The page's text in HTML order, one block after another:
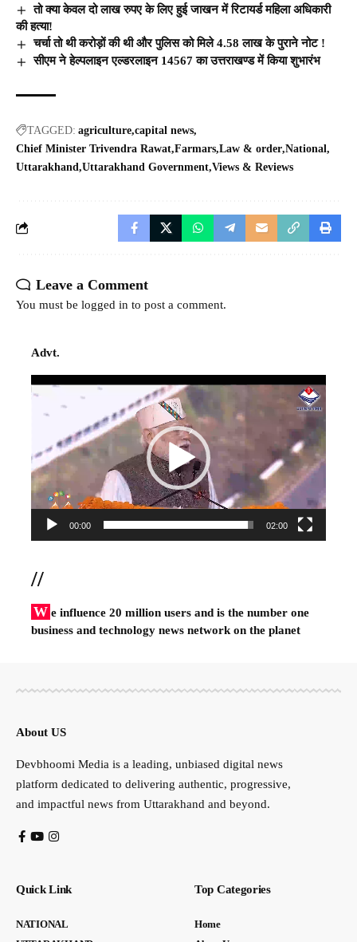
तो क्या केवल दो लाख रुपए के लिए हुई जाखन में रिटायर्ड महिला अधिकारी
की हत्या!
चर्चा तो थी करोड़ों की थी और पुलिस को मिले 4.58 लाख के पुराने नोट !
सीएम ने हेल्पलाइन एल्डरलाइन 14567 का उत्तराखण्ड में किया शुभारंभ
TAGGED: agriculture capital news
Chief Minister Trivendra Rawat Farmars Law & order National
Uttarakhand Uttarakhand Government Views & Reviews
Leave a Comment
You must be logged in to post a comment.
Advt.
Video
00:00 02:00
//
W e influence 20 million users and is the number one
business and technology news network on the planet
About US
Devbhoomi Media is a leading, unbiased digital news
platform dedicated to delivering authentic, progressive,
and impactful news from Uttarakhand and beyond.
Quick Link
NATIONAL
Top Categories
Home